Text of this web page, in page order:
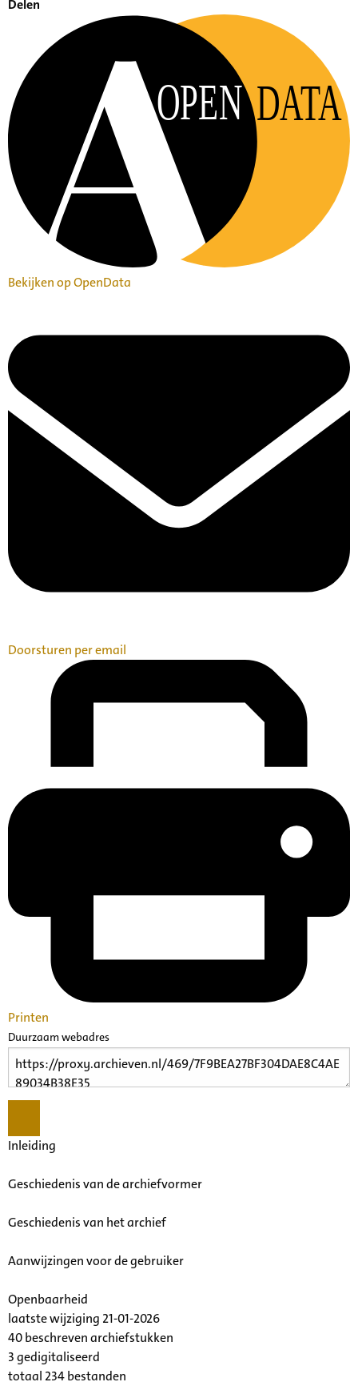
Delen
OPEN DATA
Bekijken op OpenData
Doorsturen per email
Printen
Duurzaam webadres
Inleiding
Geschiedenis van de archiefvormer
Geschiedenis van het archief
Aanwijzingen voor de gebruiker
Openbaarheid
laatste wijziging 21-01-2026
40 beschreven archiefstukken
3 gedigitaliseerd
totaal 234 bestanden